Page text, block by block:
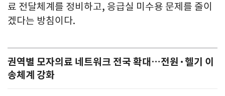
료 전달체계를 정비하고, 응급실 미수용 문제를 줄이
겠다는 방침이다.
권역별 모자의료 네트워크 전국 확대…전원·헬기 이
송체계 강화